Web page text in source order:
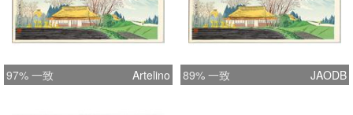
97% 一致 Artelino 89% 一致 JAODB